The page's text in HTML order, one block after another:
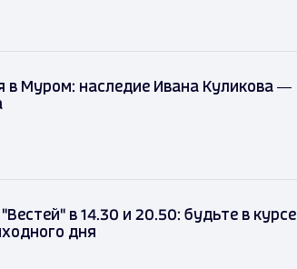
в Муром: наследие Ивана Куликова —
в 14.30 и 20.50: будьте в курсе
дня